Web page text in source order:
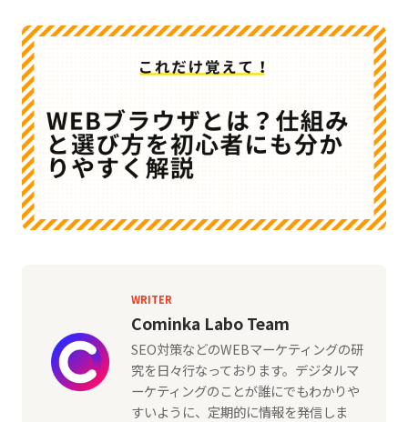
WRITER
Cominka Labo Team
SEO対策などのWEBマーケティングの研
究を日々行なっております。デジタルマ
ーケティングのことが誰にでもわかりや
すいように、定期的に情報を発信しま